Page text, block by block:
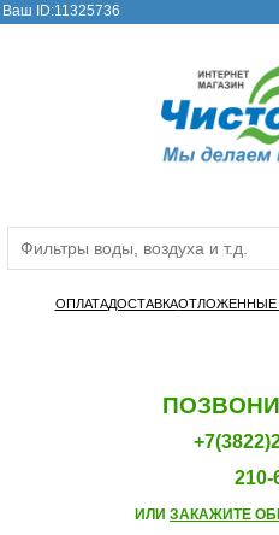
Ваш ID:11325736
ОПЛАТАДОСТАВКАОТЛОЖЕННЫЕ
210-
ИЛИ ЗАКАЖИТЕ